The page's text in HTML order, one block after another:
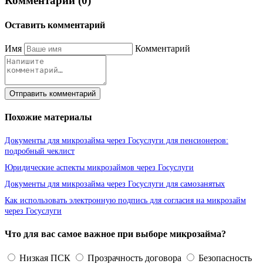
Оставить комментарий
Имя Комментарий
Отправить комментарий
Похожие материалы
Документы для микрозайма через Госуслуги для пенсионеров:
подробный чеклист
Юридические аспекты микрозаймов через Госуслуги
Документы для микрозайма через Госуслуги для самозанятых
Как использовать электронную подпись для согласия на микрозайм
через Госуслуги
Что для вас самое важное при выборе микрозайма?
Низкая ПСК Прозрачность договора Безопасность